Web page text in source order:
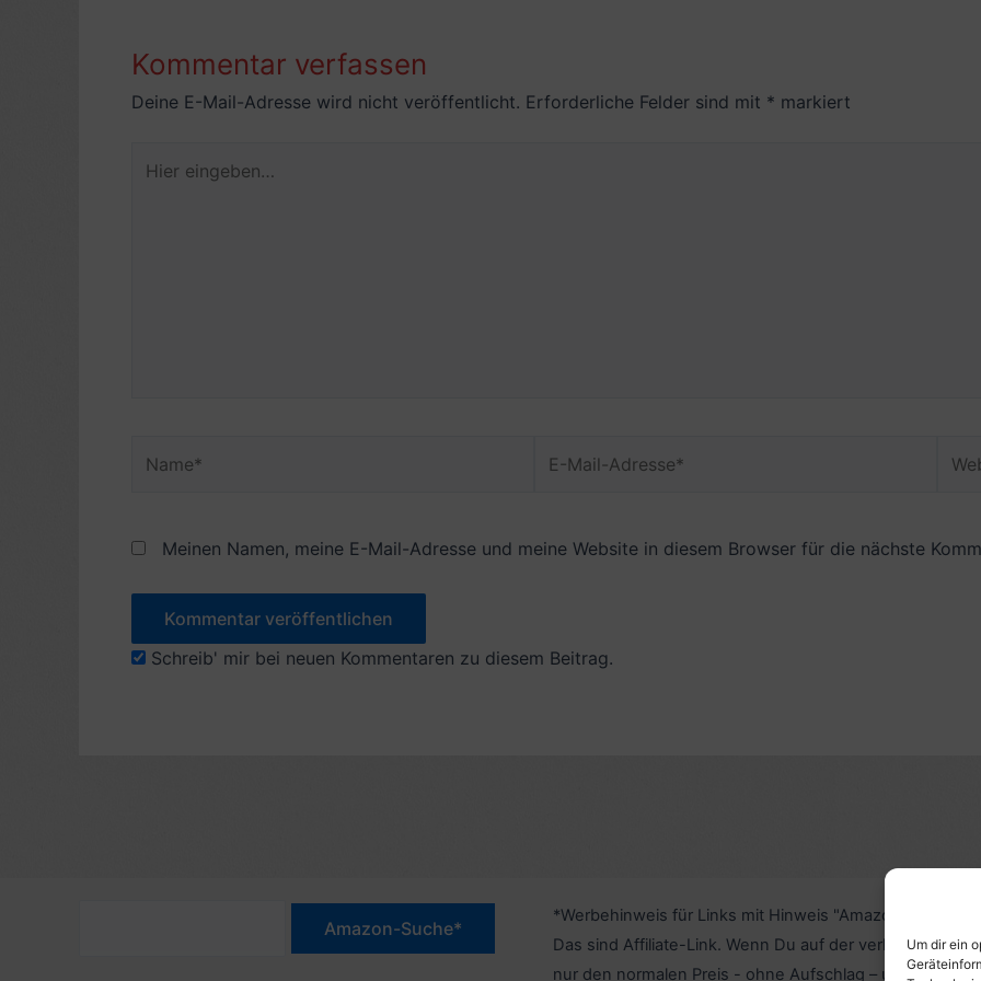
Um dir ein
Kommentar verfassen
Deine E-Mail-Adresse wird nicht veröffentlicht. Erforderliche Felder sind mit * markiert
eingeben…
Mail-
Meinen Namen, meine E-Mail-Adresse und meine Website in diesem Browser für die nächste
Schreib' mir bei neuen Kommentaren zu diesem Beitrag.
*Werbehinweis für Links mit Hinweis "Amazon-
Das sind Affiliate-Link. Wenn Du auf der verlinkten
nur den normalen Preis - ohne Aufschlag – und